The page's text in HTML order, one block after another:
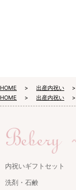
HOME 出産内祝い
HOME
出産内祝い
内祝いギフトセット
洗剤・石鹸